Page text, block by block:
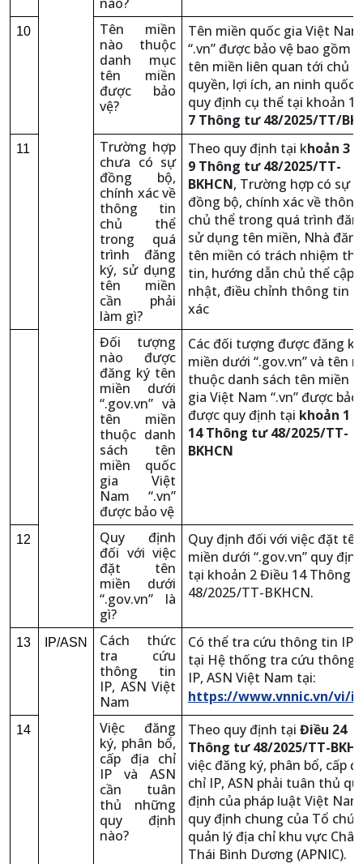
10
Tên miền
nào thuộc
danh mục
tên miền
được bảo
vệ?
Tên miền quốc gia Việt Nam
“.vn” được bảo vệ bao gồm
tên miền liên quan tới chủ
quyền, lợi ích, an ninh quốc
quy định cụ thể tại khoản 1
7 Thông tư 48/2025/TT/
11
Trường hợp
chưa có sự
đồng bộ,
chính xác về
thông tin
chủ thể
trong quá
trình đăng
ký, sử dụng
tên miền
cần phải
làm gì?
Theo quy định tại khoản 3
9 Thông tư 48/2025/TT-
BKHCN, Trường hợp có sự
đồng bộ, chính xác về
chủ thể trong quá trình
sử dụng tên miền, Nhà
tên miền có trách nhiệm
tin, hướng dẫn chủ thể cập
nhật, điều chỉnh thông tin
xác
Đối tượng
nào được
đăng ký tên
miền dưới
“.gov.vn” và
tên miền
thuộc danh
sách tên
miền quốc
gia Việt
Nam “.vn”
được bảo vệ
Các đối tượng được đăng
miền dưới “.gov.vn” và tên
thuộc danh sách tên miền
gia Việt Nam “.vn” được bảo
được quy định tại khoản 1
14 Thông tư 48/2025/TT-
BKHCN
12
Quy định
đối với việc
đặt tên
miền dưới
“.gov.vn” là
gì?
Quy định đối với việc đặt tên
miền dưới “.gov.vn” quy định
tại khoản 2 Điều 14 Thông
48/2025/TT-BKHCN.
13 IP/ASN
Cách thức
tra cứu
thông tin
IP, ASN Việt
Nam
Có thể tra cứu thông tin IP,
tại Hệ thống tra cứu thông
IP, ASN Việt Nam tại:
https://www.vnnic.vn/vi/
14
Việc đăng
ký, phân bổ,
cấp địa chỉ
IP và ASN
cần tuân
thủ những
quy định
nào?
Theo quy định tại Điều 24
Thông tư 48/2025/TT-
việc đăng ký, phân bổ, cấp
chỉ IP, ASN phải tuân thủ
định của pháp luật Việt
quy định chung của Tổ chức
quản lý địa chỉ khu vực
Thái Bình Dương (APNIC).